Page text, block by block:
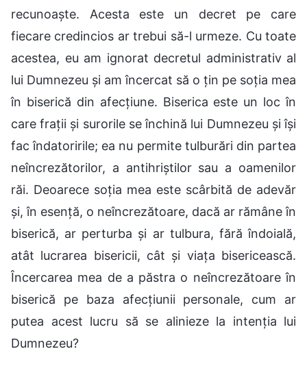
recunoaște. Acesta este un decret pe care
fiecare credincios ar trebui să-l urmeze. Cu toate
acestea, eu am ignorat decretul administrativ al
lui Dumnezeu și am încercat să o țin pe soția mea
în biserică din afecțiune. Biserica este un loc în
care frații și surorile se închină lui Dumnezeu și își
fac îndatoririle; ea nu permite tulburări din partea
neîncrezătorilor, a antihriștilor sau a oamenilor
răi. Deoarece soția mea este scârbită de adevăr
și, în esență, o neîncrezătoare, dacă ar rămâne în
biserică, ar perturba și ar tulbura, fără îndoială,
atât lucrarea bisericii, cât și viața bisericească.
Încercarea mea de a păstra o neîncrezătoare în
biserică pe baza afecțiunii personale, cum ar
putea acest lucru să se alinieze la intenția lui
Dumnezeu?